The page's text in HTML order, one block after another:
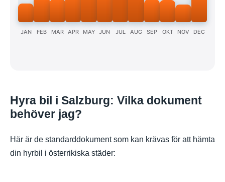
JAN FEB MAR APR MAY JUN JUL AUG SEP OKT NOV DEC
Hyra bil i Salzburg: Vilka dokument
behöver jag?
Här är de standarddokument som kan krävas för att hämta
din hyrbil i österrikiska städer: